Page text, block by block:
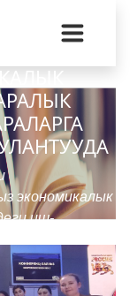
экономикалык
иш-